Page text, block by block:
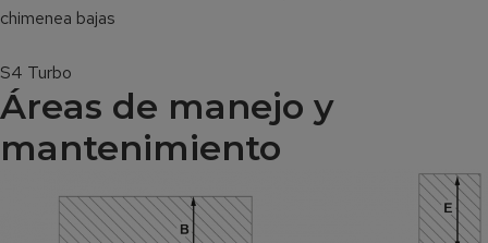
chimenea bajas
S4 Turbo
Áreas de manejo y
mantenimiento